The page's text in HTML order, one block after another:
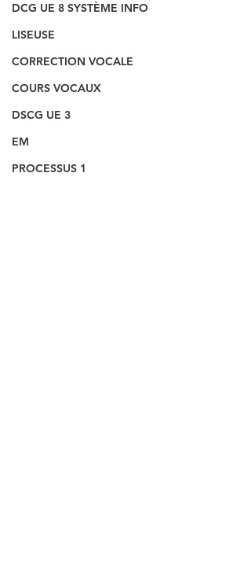
DCG UE 8 SYSTÈME INFO
LISEUSE
CORRECTION VOCALE
COURS VOCAUX
DSCG UE 3
EM
PROCESSUS 1